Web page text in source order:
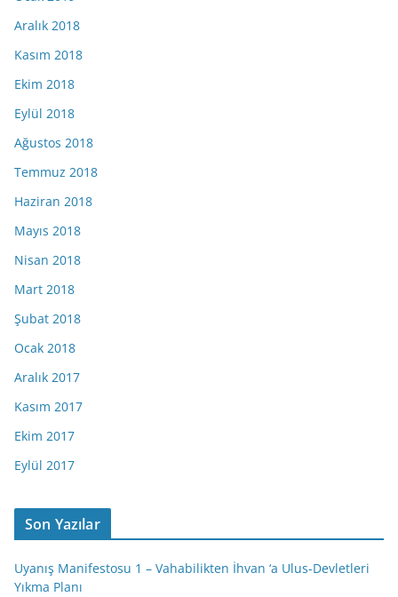
Aralık 2018
Kasım 2018
Ekim 2018
Eylül 2018
Ağustos 2018
Temmuz 2018
Haziran 2018
Mayıs 2018
Nisan 2018
Mart 2018
Şubat 2018
Ocak 2018
Aralık 2017
Kasım 2017
Ekim 2017
Eylül 2017
Son Yazılar
Uyanış Manifestosu 1 – Vahabilikten İhvan ‘a Ulus-Devletleri
Yıkma Planı